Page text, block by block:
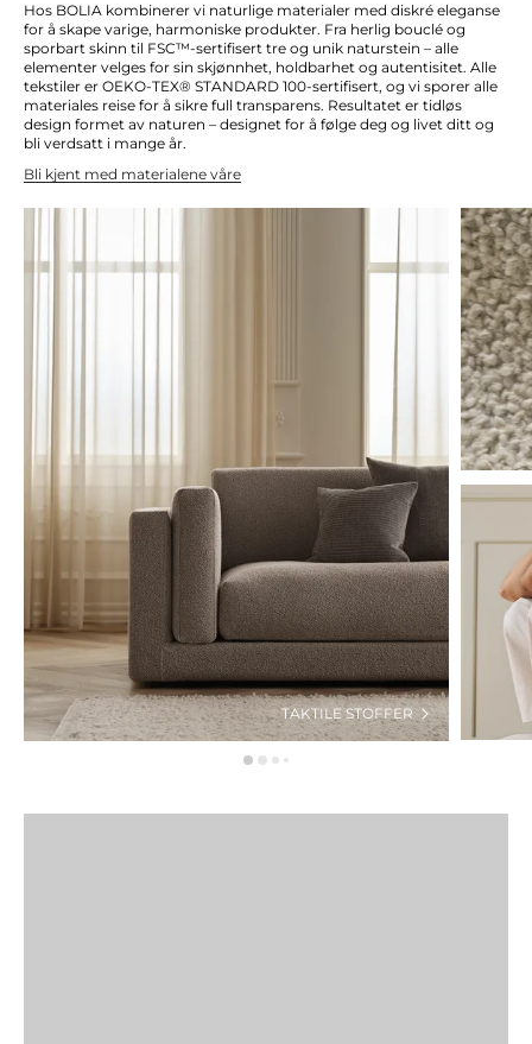
Hos BOLIA kombinerer vi naturlige materialer med diskré eleganse
for å skape varige, harmoniske produkter. Fra herlig bouclé og
sporbart skinn til FSC™-sertifisert tre og unik naturstein – alle
elementer velges for sin skjønnhet, holdbarhet og autentisitet. Alle
tekstiler er OEKO-TEX® STANDARD 100-sertifisert, og vi sporer alle
materiales reise for å sikre full transparens. Resultatet er tidløs
design formet av naturen – designet for å følge deg og livet ditt og
bli verdsatt i mange år.
Bli kjent med materialene våre
TAKTILE STOFFER